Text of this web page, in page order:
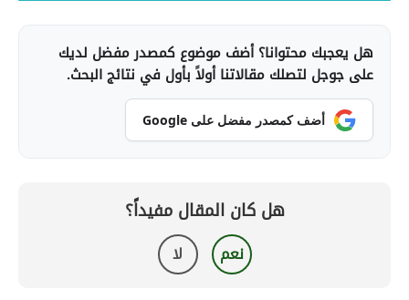
هل يعجبك محتوانا؟ أضف موضوع كمصدر مفضل لديك
على جوجل لتصلك مقالاتنا أولاً بأول في نتائج البحث.
أضف كمصدر مفضل على Google
هل كان المقال مفيداً؟
نعم لا